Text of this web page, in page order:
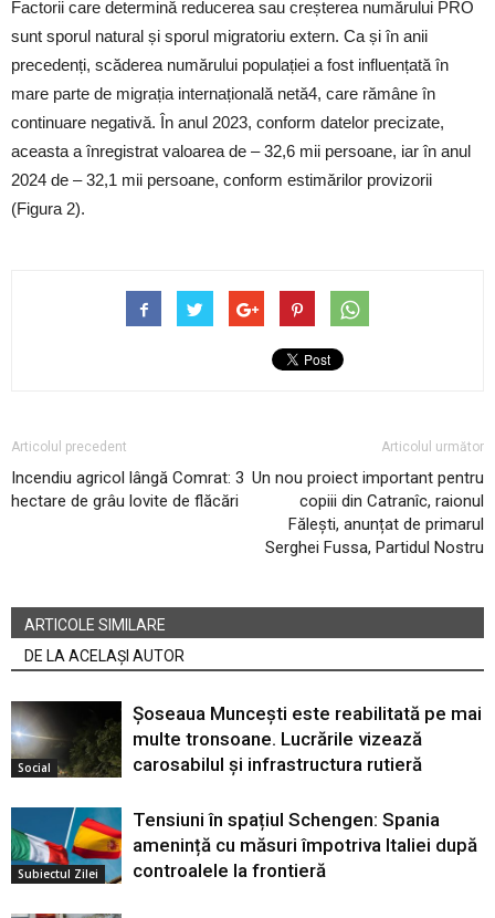
Factorii care determină reducerea sau creșterea numărului PRO
sunt sporul natural și sporul migratoriu extern. Ca și în anii
precedenți, scăderea numărului populației a fost influențată în
mare parte de migrația internațională netă4, care rămâne în
continuare negativă. În anul 2023, conform datelor precizate,
aceasta a înregistrat valoarea de – 32,6 mii persoane, iar în anul
2024 de – 32,1 mii persoane, conform estimărilor provizorii
(Figura 2).
Articolul precedent
Incendiu agricol lângă Comrat: 3
hectare de grâu lovite de flăcări
Articolul următor
Un nou proiect important pentru
copiii din Catranîc, raionul
Fălești, anunțat de primarul
Serghei Fussa, Partidul Nostru
ARTICOLE SIMILARE
DE LA ACELAȘI AUTOR
Social
Șoseaua Muncești este reabilitată pe mai
multe tronsoane. Lucrările vizează
carosabilul și infrastructura rutieră
Subiectul Zilei
Tensiuni în spațiul Schengen: Spania
amenință cu măsuri împotriva Italiei după
controalele la frontieră